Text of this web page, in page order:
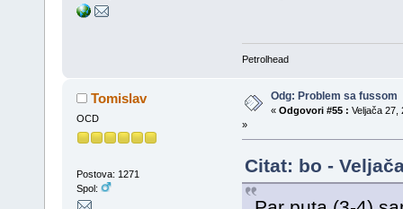
Petrolhead
Tomislav
OCD
Postova: 1271
Spol:
Odg: Problem sa fussom
« Odgovori #55 : Veljača 27,
»
Citat: bo -